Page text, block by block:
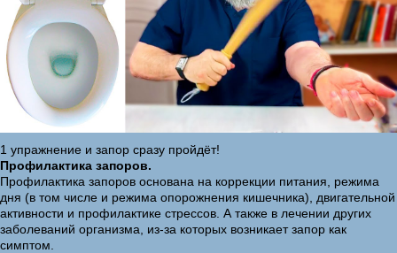
1 упражнение и запор сразу пройдёт!
Профилактика запоров.
Профилактика запоров основана на коррекции питания, режима
дня (в том числе и режима опорожнения кишечника), двигательной
активности и профилактике стрессов. А также в лечении других
заболеваний организма, из-за которых возникает запор как
симптом.